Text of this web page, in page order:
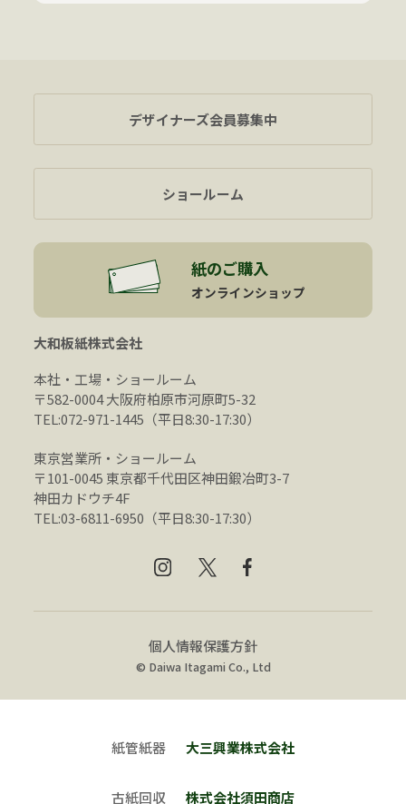
大和板紙株式会社
本社・工場・ショールーム
〒582-0004 大阪府柏原市河原町5-32
TEL:072-971-1445（平日8:30-17:30）
東京営業所・ショールーム
〒101-0045 東京都千代田区神田鍛冶町3-7
神田カドウチ4F
TEL:03-6811-6950（平日8:30-17:30）
デザイナーズ会員募集中
ショールーム
紙のご購入
オンラインショップ
個人情報保護方針
© Daiwa Itagami Co., Ltd
紙管紙器 大三興業株式会社
古紙回収 株式会社須田商店